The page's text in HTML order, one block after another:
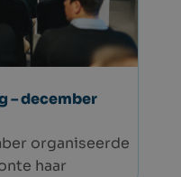
– december
organiseerde
haar